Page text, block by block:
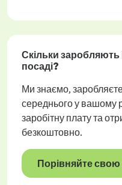
Скільки заробляють
посаді?
Ми знаємо,
середнього у вашому
заробітну плату та
безкоштовно.
Порівняйте свою